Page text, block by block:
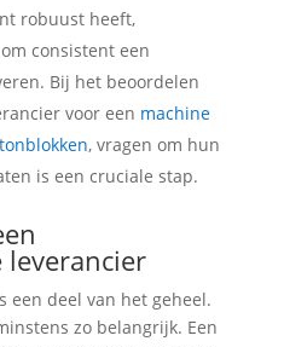
robuust heeft,
consistent een
Bij het beoordelen
voor een machine
, vragen om hun
is een cruciale stap.
leverancier
een deel van het geheel.
zo belangrijk. Een